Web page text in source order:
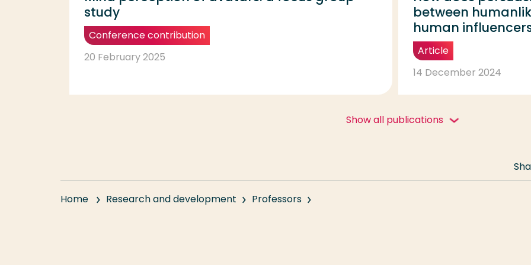
study
Conference contribution
20 February 2025
between
human
Article
14 December 2024
Show all publications
Home Research and development Professors